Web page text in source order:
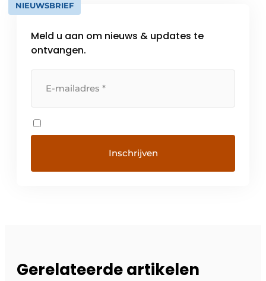
NIEUWSBRIEF
Meld u aan om nieuws & updates te
ontvangen.
Gerelateerde artikelen